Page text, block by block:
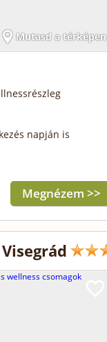
Mutasd a térképen
napján is
Megnézem >>